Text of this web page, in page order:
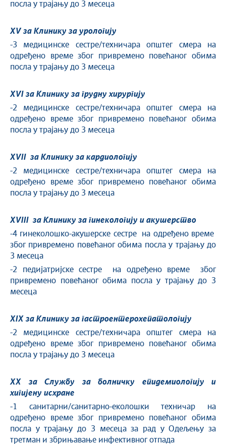
посла у трајању до 3 месеца
XV за Клинику за урологију
-3 медицинске сестре/техничара општег смера на
одређено време због привремено повећаног обима
посла у трајању до 3 месеца
XVI за Клинику за грудну хирургију
-2 медицинске сестре/техничара општег смера на
одређено време због привремено повећаног обима
посла у трајању до 3 месеца
XVII за Клинику за кардиологију
-2 медицинске сестре/техничара општег смера на
одређено време због привремено повећаног обима
посла у трајању до 3 месеца
X VIII за Клинику за гинекологију и акушерство
-4 гинеколошко-акушерске сестре на одређено време
због привремено повећаног обима посла у трајању до
3 месеца
-2 педијатријске сестре на одређено време због
привремено повећаног обима посла у трајању до 3
месеца
XIX за Клинику за гастроентерохепатологију
-2 медицинске сестре/техничара општег смера на
одређено време због привремено повећаног обима
посла у трајању до 3 месеца
XX за Службу за болничку епидемиологију и
хигијену исхране
-1 санитарни/санитарно-еколошки техничар на
одређено време због привремено повећаног обима
посла у трајању до 3 месеца за рад у Одељењу за
третман и збрињавање инфективног отпада